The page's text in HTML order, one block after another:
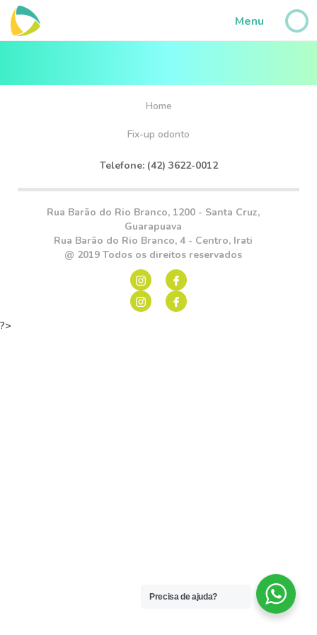
Menu
Home
Fix-up odonto
Telefone: (42) 3622-0012
Rua Barão do Rio Branco, 1200 - Santa Cruz,
Guarapuava
Rua Barão do Rio Branco, 4 - Centro, Irati
@ 2019 Todos os direitos reservados
Precisa de ajuda?
?>